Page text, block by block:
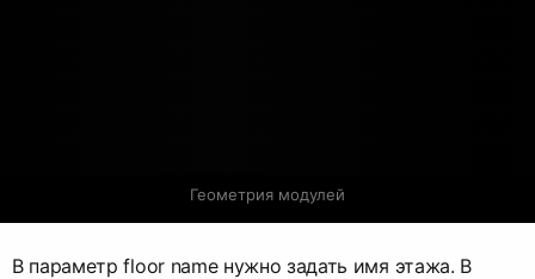
Геометрия модулей
В параметр floor name нужно задать имя этажа. В